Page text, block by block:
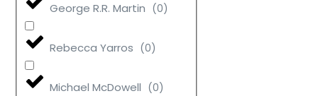
George R.R. Martin (0)
Rebecca Yarros (0)
Michael McDowell (0)